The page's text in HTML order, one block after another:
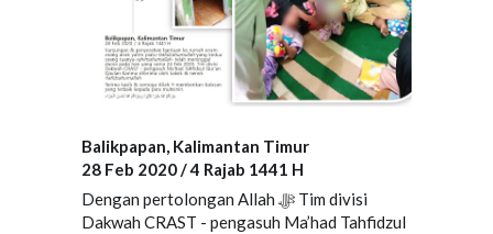
Balikpapan, Kalimantan Timur
28 Feb 2020 / 4 Rajab 1441 H
Dengan pertolongan Allah ﷻ Tim divisi
Dakwah CRAST - pengasuh Ma’had Tahfidzul